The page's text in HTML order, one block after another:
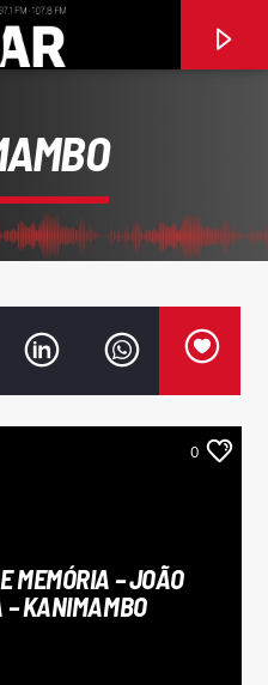
0
MEMÓRIA – JOÃO
KANIMAMBO